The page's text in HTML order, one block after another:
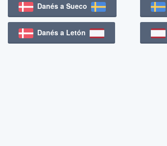
Danés a Sueco
Danés a Letón